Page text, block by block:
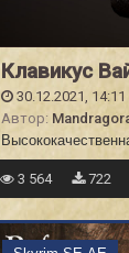
Клавикус
30.12.2021, 14:11
Автор:
3 564 722